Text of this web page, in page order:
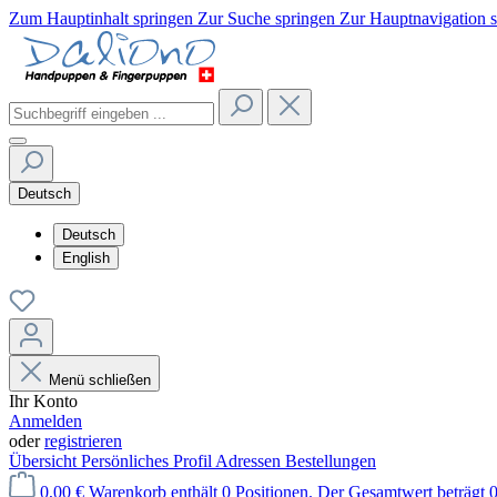
Zum Hauptinhalt springen Zur Suche springen Zur Hauptnavigation
Deutsch
Deutsch
English
Menü schließen
Ihr Konto
Anmelden
oderregistrieren
Übersicht Persönliches Profil Adressen Bestellungen
0,00 € Warenkorb enthält 0 Positionen. Der Gesamtwert beträgt